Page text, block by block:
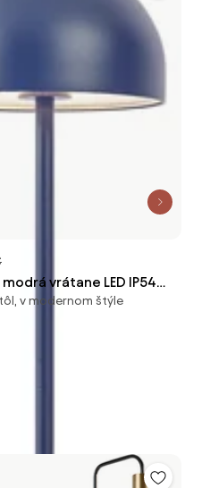
vrátane LED IP54
stanicou -
v modernom štýle